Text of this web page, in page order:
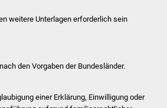
weitere Unterlagen erforderlich sein
den Vorgaben der Bundesländer.
einer Erklärung, Einwilligung oder